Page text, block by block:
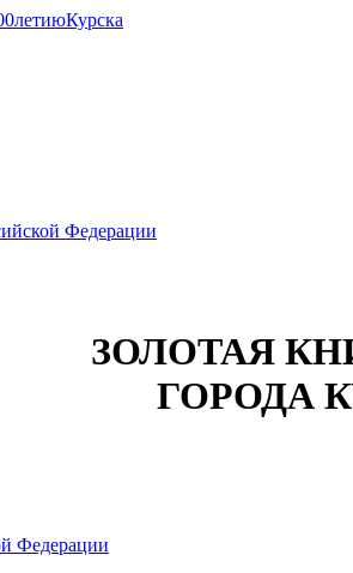
Федерации
ЗОЛОТАЯ
ГОРОДА
Федерации